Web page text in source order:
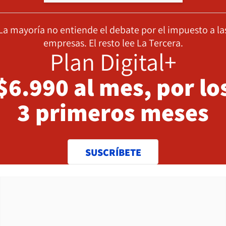
mayoría no entiende el debate por el impuesto a
empresas. El resto lee La Tercera.
Plan Digital+
al mes, por
3 primeros meses
SUSCRÍBETE